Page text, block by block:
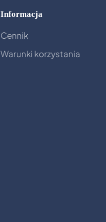
Informacja
Cennik
Warunki korzystania